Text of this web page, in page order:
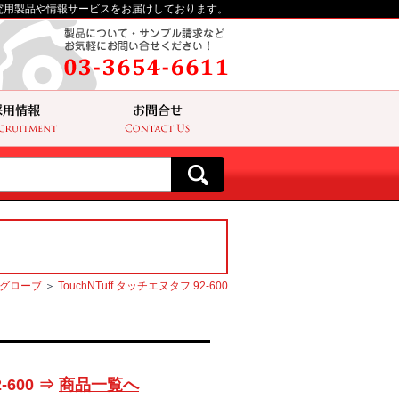
製品や情報サービスをお届けしております。
ローブ ＞ TouchNTuff タッチエヌタフ 92-600
600 ⇒ 商品一覧へ